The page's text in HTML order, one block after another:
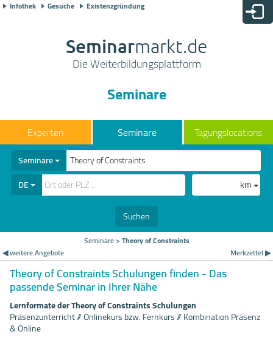
Infothek Gesuche Existenzgründung
Seminarmarkt.de
Die Weiterbildungsplattform
Seminare
Seminare Tagungslocations
Seminare
DE
km
Suchen
Seminare>Theory of Constraints
◀ weitere Angebote
Merkzettel ▶
Theory of Constraints Schulungen finden - Das
passende Seminar in Ihrer Nähe
Lernformate der Theory of Constraints Schulungen
Präsenzunterricht // Onlinekurs bzw. Fernkurs // Kombination Präsenz
& Online